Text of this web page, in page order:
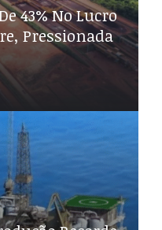
43% No Lucro
Pressionada